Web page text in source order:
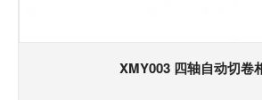
XMY003 四轴自动切卷